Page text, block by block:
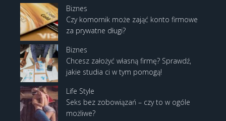
Biznes
Czy komornik może zająć konto firmowe
za prywatne długi?
Biznes
Chcesz założyć własną firmę? Sprawdź,
jakie studia ci w tym pomogą!
Life Style
Seks bez zobowiązań – czy to w ogóle
możliwe?